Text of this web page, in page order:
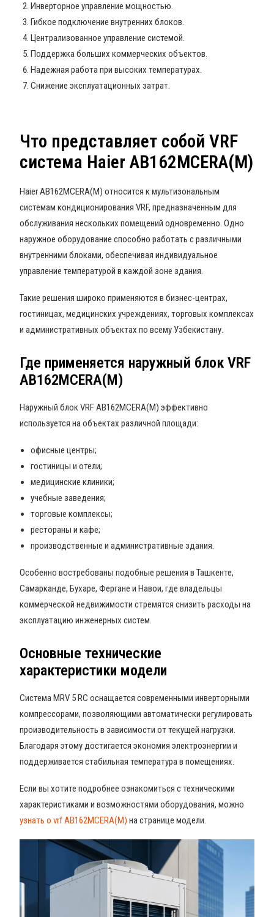
Инверторное управление мощностью.
Гибкое подключение внутренних блоков.
Централизованное управление системой.
Поддержка больших коммерческих объектов.
Надежная работа при высоких температурах.
Снижение эксплуатационных затрат.
Что представляет собой VRF
система Haier AB162MCERA(M)
Haier AB162MCERA(M) относится к мультизональным
системам кондиционирования VRF, предназначенным для
обслуживания нескольких помещений одновременно. Одно
наружное оборудование способно работать с различными
внутренними блоками, обеспечивая индивидуальное
управление температурой в каждой зоне здания.
Такие решения широко применяются в бизнес-центрах,
гостиницах, медицинских учреждениях, торговых комплексах
и административных объектах по всему Узбекистану.
Где применяется наружный блок VRF
AB162MCERA(M)
Наружный блок VRF AB162MCERA(M) эффективно
используется на объектах различной площади:
офисные центры;
гостиницы и отели;
медицинские клиники;
учебные заведения;
торговые комплексы;
рестораны и кафе;
производственные и административные здания.
Особенно востребованы подобные решения в Ташкенте,
Самарканде, Бухаре, Фергане и Навои, где владельцы
коммерческой недвижимости стремятся снизить расходы на
эксплуатацию инженерных систем.
Основные технические
характеристики модели
Система MRV 5 RC оснащается современными инверторными
компрессорами, позволяющими автоматически регулировать
производительность в зависимости от текущей нагрузки.
Благодаря этому достигается экономия электроэнергии и
поддерживается стабильная температура в помещениях.
Если вы хотите подробнее ознакомиться с техническими
характеристиками и возможностями оборудования, можно
узнать о vrf AB162MCERA(M) на странице модели.